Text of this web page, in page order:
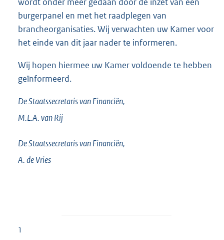
burgerpanel en met het raadplegen van
brancheorganisaties. Wij verwachten uw Kamer voor
het einde van dit jaar nader te informeren.
Wij hopen hiermee uw Kamer voldoende te hebben
geïnformeerd.
De Staatssecretaris van Financiën,
M.L.A. vanRij
De Staatssecretaris van Financiën,
A. deVries
1